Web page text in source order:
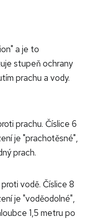
a je to
stupeň ochrany
prachu a vody.
prachu. Číslice 6
je "prachotěsné",
prach.
vodě. Číslice 8
je "voděodolné",
1,5 metru po